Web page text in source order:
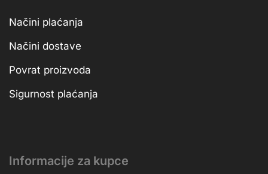
Načini plaćanja
Načini dostave
Povrat proizvoda
Sigurnost plaćanja
Informacije za kupce